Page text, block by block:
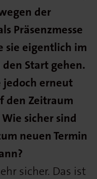
der
Präsenzmesse
sie eigentlich im
Start gehen.
jedoch erneut
den Zeitraum
sicher sind
neuen Termin
sicher. Das ist